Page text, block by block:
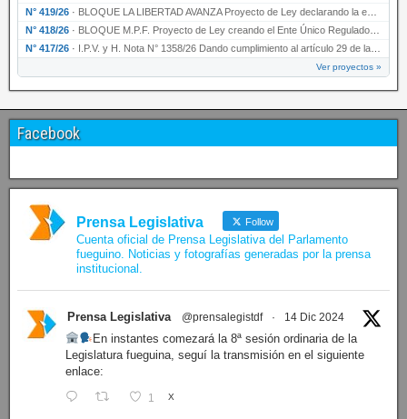
N° 419/26 · BLOQUE LA LIBERTAD AVANZA Proyecto de Ley declarando la esencialidad del servicio educativ…
N° 418/26 · BLOQUE M.P.F. Proyecto de Ley creando el Ente Único Regulador de servicios públicos de la …
N° 417/26 · I.P.V. y H. Nota N° 1358/26 Dando cumplimiento al artículo 29 de la Ley provincial N° 1399…
Ver proyectos »
Facebook
Prensa Legislativa Follow
Cuenta oficial de Prensa Legislativa del Parlamento
fueguino. Noticias y fotografías generadas por la prensa
institucional.
Prensa Legislativa @prensalegistdf · 14 Dic 2024
En instantes comezará la 8ª sesión ordinaria de la
Legislatura fueguina, seguí la transmisión en el siguiente
enlace:
1 X